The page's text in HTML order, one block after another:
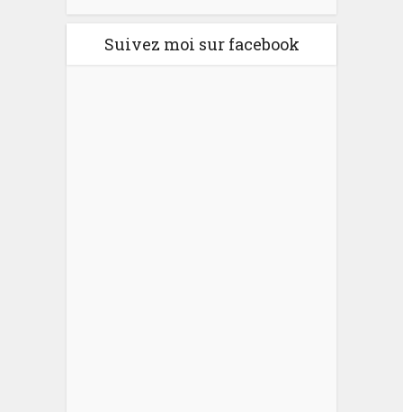
Suivez moi sur facebook